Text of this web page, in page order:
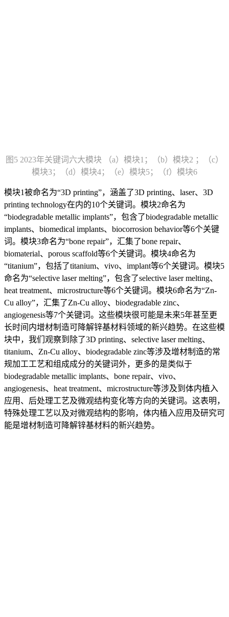
图5 2023年关键词六大模块 （a）模块1；（b）模块2 ；（c）
模块3；（d）模块4；（e）模块5；（f）模块6
模块1被命名为“3D printing”，涵盖了3D printing、laser、3D
printing technology在内的10个关键词。模块2命名为
“biodegradable metallic implants”，包含了biodegradable metallic
implants、biomedical implants、biocorrosion behavior等6个关键
词。模块3命名为“bone repair”，汇集了bone repair、
biomaterial、porous scaffold等6个关键词。模块4命名为
“titanium”，包括了titanium、vivo、implant等6个关键词。模块5
命名为“selective laser melting”，包含了selective laser melting、
heat treatment、microstructure等6个关键词。模块6命名为“Zn-
Cu alloy”，汇集了Zn-Cu alloy、biodegradable zinc、
angiogenesis等7个关键词。这些模块很可能是未来5年甚至更
长时间内增材制造可降解锌基材料领域的新兴趋势。在这些模
块中，我们观察到除了3D printing、selective laser melting、
titanium、Zn-Cu alloy、biodegradable zinc等涉及增材制造的常
规加工工艺和组成成分的关键词外，更多的是类似于
biodegradable metallic implants、bone repair、vivo、
angiogenesis、heat treatment、microstructure等涉及到体内植入
应用、后处理工艺及微观结构变化等方向的关键词。这表明，
特殊处理工艺以及对微观结构的影响，体内植入应用及研究可
能是增材制造可降解锌基材料的新兴趋势。